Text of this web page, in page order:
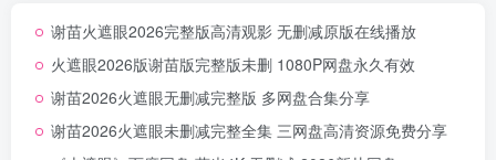
谢苗火遮眼2026完整版高清观影 无删减原版在线播放
火遮眼2026版谢苗版完整版未删 1080P网盘永久有效
谢苗2026火遮眼无删减完整版 多网盘合集分享
谢苗2026火遮眼未删减完整全集 三网盘高清资源免费分享